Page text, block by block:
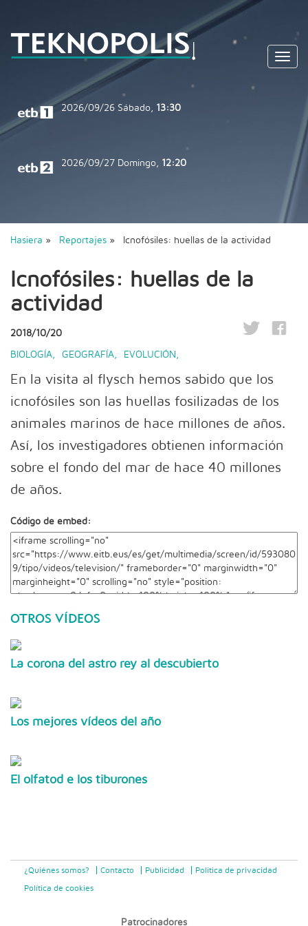
2026/09/26 Sábado, 13:30
2026/09/27 Domingo, 12:20
Hasiera » Reportajes » Icnofósiles: huellas de la actividad
Icnofósiles: huellas de la
actividad
2018/10/20
BIOLOGÍA GEOGRAFÍA EVOLUCIÓN
En la visita al flysch hemos sabido que los
icnofósiles son las huellas fosilizadas de los
animales marinos de hace millones de años.
Así, los investigadores obtienen información
sobre el fondo del mar de hace 40 millones
de años.
Código de embed:
OTROS VÍDEOS
La corona del astro rey al descubierto
Los mejores vídeos del año
El olfatod e los tiburones
¿Quiénes somos? Contacto Publicidad Politica de privacidad
Política de cookies
Patrocinadores